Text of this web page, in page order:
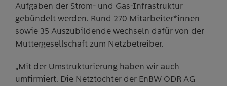
Aufgaben der Strom- und Gas-Infrastruktur
gebündelt werden. Rund 270 Mitarbeiter*innen
sowie 35 Auszubildende wechseln dafür von der
Muttergesellschaft zum Netzbetreiber.
„Mit der Umstrukturierung haben wir auch
umfirmiert. Die Netztochter der EnBW ODR AG